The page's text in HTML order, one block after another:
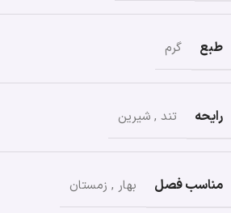
طبع گرم
رایحه تند , شیرین
مناسب فصل بهار , زمستان